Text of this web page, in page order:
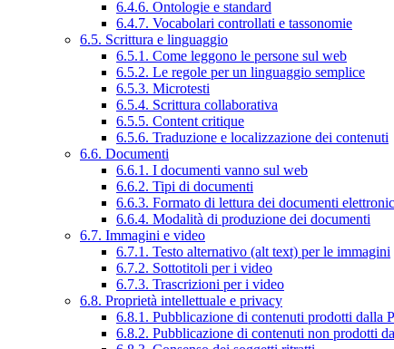
6.4.6. Ontologie e standard
6.4.7. Vocabolari controllati e tassonomie
6.5. Scrittura e linguaggio
6.5.1. Come leggono le persone sul web
6.5.2. Le regole per un linguaggio semplice
6.5.3. Microtesti
6.5.4. Scrittura collaborativa
6.5.5. Content critique
6.5.6. Traduzione e localizzazione dei contenuti
6.6. Documenti
6.6.1. I documenti vanno sul web
6.6.2. Tipi di documenti
6.6.3. Formato di lettura dei documenti
6.6.4. Modalità di produzione dei documenti
6.7. Immagini e video
6.7.1. Testo alternativo (alt text) per le immagini
6.7.2. Sottotitoli per i video
6.7.3. Trascrizioni per i video
6.8. Proprietà intellettuale e privacy
6.8.1. Pubblicazione di contenuti prodotti dalla
6.8.2. Pubblicazione di contenuti non prodotti